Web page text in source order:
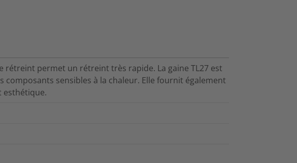
rétreint permet un rétreint très rapide. La gaine TL27 est
composants sensibles à la chaleur. Elle fournit également
esthétique.